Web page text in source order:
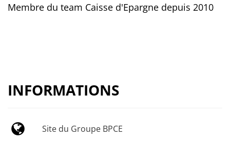
Membre du team Caisse d'Epargne depuis 2010
INFORMATIONS
Site du Groupe BPCE